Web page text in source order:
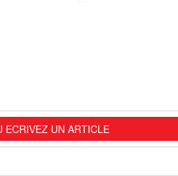
ECRIVEZ UN ARTICLE